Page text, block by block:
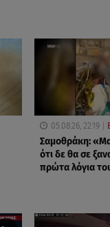
05.08.26, 22:19
Σαμοθράκη:
ότι δε θα σε
πρώτα λόγια